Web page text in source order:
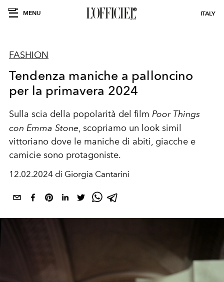
MENU ITALY
FASHION
Tendenza maniche a palloncino
per la primavera 2024
Sulla scia della popolarità del film Poor Things
con Emma Stone, scopriamo un look simil
vittoriano dove le maniche di abiti, giacche e
camicie sono protagoniste.
12.02.2024 di Giorgia Cantarini